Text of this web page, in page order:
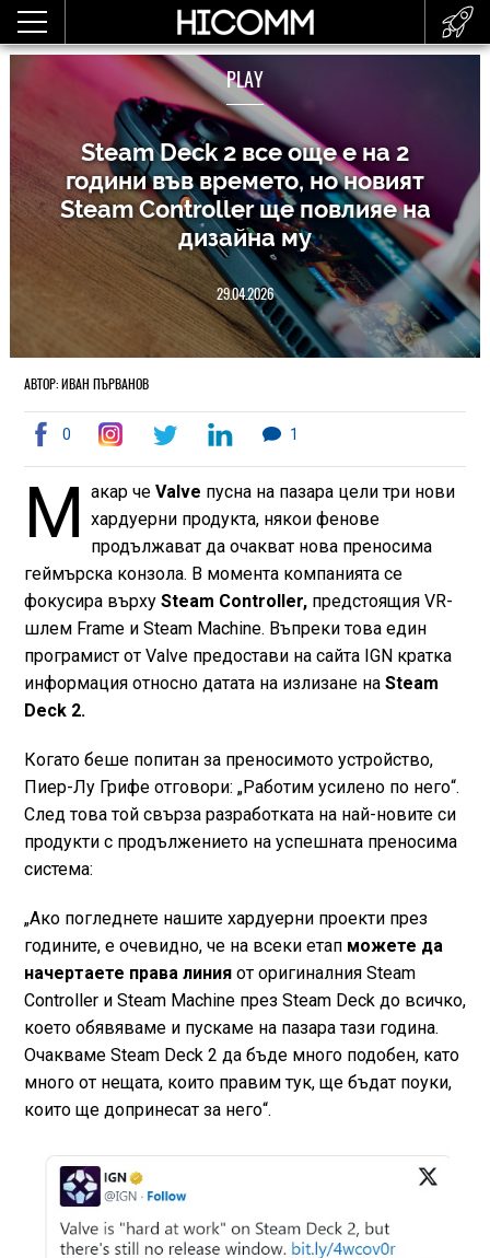
PLAY
Steam Deck 2 все още е на 2
години във времето, но новият
Steam Controller ще повлияе на
дизайна му
29.04.2026
АВТОР: ИВАН ПЪРВАНОВ
0 1
М акар чеValve пусна на пазара цели три нови
хардуерни продукта, някои фенове
продължават да очакват нова преносима
геймърска конзола. В момента компанията се
фокусира върхуSteam Controller,предстоящия VR-
шлем Frame и Steam Machine. Въпреки това един
програмист от Valve предостави на сайта IGN кратка
информация относно датата на излизане на Steam
Deck 2.
Когато беше попитан за преносимото устройство,
Пиер-Лу Грифе отговори: „Работим усилено по него“.
След това той свърза разработката на най-новите си
продукти с продължението на успешната преносима
система:
„Ако погледнете нашите хардуерни проекти през
годините, е очевидно, че на всеки етап можете да
начертаете права линияот оригиналния Steam
Controller и Steam Machine през Steam Deck до всичко,
което обявяваме и пускаме на пазара тази година.
Очакваме Steam Deck 2 да бъде много подобен, като
много от нещата, които правим тук, ще бъдат поуки,
които ще допринесат за него“.